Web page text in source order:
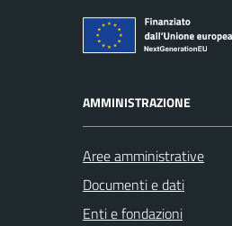
AMMINISTRAZIONE
Aree amministrative
Documenti e dati
Enti e fondazioni